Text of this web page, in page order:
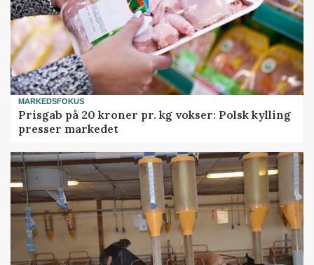
MARKEDSFOKUS
Prisgab på 20 kroner pr. kg vokser: Polsk kylling
presser markedet